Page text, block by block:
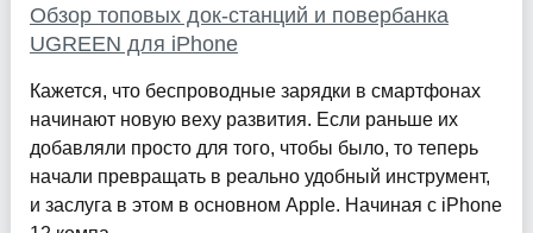
Обзор топовых док-станций и повербанка
UGREEN для iPhone
Кажется, что беспроводные зарядки в смартфонах
начинают новую веху развития. Если раньше их
добавляли просто для того, чтобы было, то теперь
начали превращать в реально удобный инструмент,
и заслуга в этом в основном Apple. Начиная с iPhone